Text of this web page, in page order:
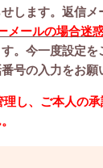
します。返信メ
メールの場合迷
。今一度設定を
号の入力をお願
理し、ご本人の